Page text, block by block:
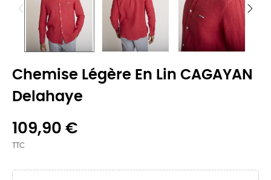
Chemise Légère En Lin CAGAYAN
Delahaye
109,90 €
TTC